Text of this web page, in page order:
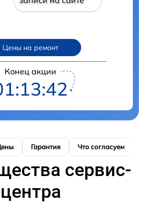
Цены на ремонт
Конец акции
Гарантия Что согласуем
сервис-
центра